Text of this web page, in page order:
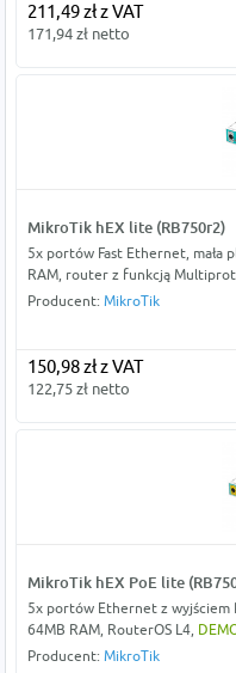
211,49 zł z VAT
171,94 zł netto
MikroTik hEX lite (RB750r2)
5x portów Fast Ethernet, mała
RAM, router z funkcją
Producent: MikroTik
150,98 zł z VAT
122,75 zł netto
MikroTik hEX PoE lite
5x portów Ethernet z wyjściem
64MB RAM, RouterOS L4,
Producent: MikroTik